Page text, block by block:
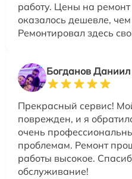
работу. Цены на
оказалось дешевле,
Ремонтировал здесь
Богданов Даниил
Прекрасный сервис!
поврежден, и я
очень
проблемам. Ремонт
работы высокое.
обслуживание!